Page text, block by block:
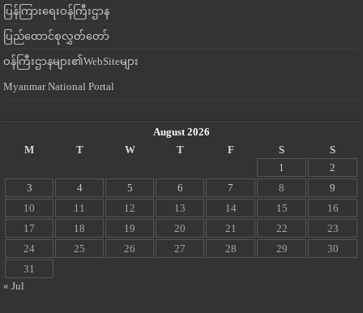
ပြန်ကြားရေးဝန်ကြီးဌာန
ပြည်ထောင်စုလွှတ်တော်
ဝန်ကြီးဌာနများ၏WebSiteများ
Myanmar National Portal
August 2026
M
T W T F S
S
1
2
3
4 5 6 7 8
9
10
11 12 13 14 15
16
17
18 19 20 21 22
23
24
25 26 27 28 29
30
31
« Jul